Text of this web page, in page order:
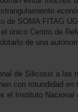
de SOMA FITAG
único Centro de
de una
de Silicosis a las
con rotundidad en
el Instituto Nacional